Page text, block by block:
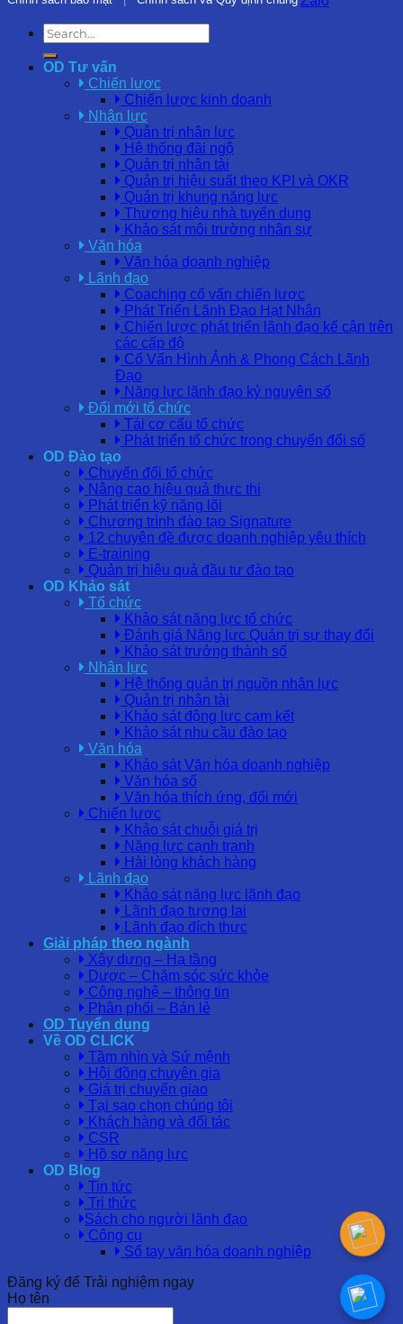
OD Tư vấn
Chiến lược
Chiến lược kinh doanh
Nhân lực
Quản trị nhân lực
Hệ thống đãi ngộ
Quản trị nhân tài
Quản trị hiệu suất theo KPI và OKR
Quản trị khung năng lực
Thương hiệu nhà tuyển dụng
Khảo sát môi trường nhân sự
Văn hóa
Văn hóa doanh nghiệp
Lãnh đạo
Coaching cố vấn chiến lược
Phát Triển Lãnh Đạo Hạt Nhân
Chiến lược phát triển lãnh đạo kế cận trên
các cấp độ
Cố Vấn Hình Ảnh & Phong Cách Lãnh
Đạo
Năng lực lãnh đạo kỷ nguyên số
Đổi mới tổ chức
Tái cơ cấu tổ chức
Phát triển tổ chức trong chuyển đổi số
OD Đào tạo
Chuyển đổi tổ chức
Nâng cao hiệu quả thực thi
Phát triển kỹ năng lõi
Chương trình đào tạo Signature
12 chuyên đề được doanh nghiệp yêu thích
E-training
Quản trị hiệu quả đầu tư đào tạo
OD Khảo sát
Tổ chức
Khảo sát năng lực tổ chức
Đánh giá Năng lực Quản trị sự thay đổi
Khảo sát trưởng thành số
Nhân lực
Hệ thống quản trị nguồn nhân lực
Quản trị nhân tài
Khảo sát động lực cam kết
Khảo sát nhu cầu đào tạo
Văn hóa
Khảo sát Văn hóa doanh nghiệp
Văn hóa số
Văn hóa thích ứng, đổi mới
Chiến lược
Khảo sát chuỗi giá trị
Năng lực cạnh tranh
Hài lòng khách hàng
Lãnh đạo
Khảo sát năng lực lãnh đạo
Lãnh đạo tương lai
Lãnh đạo đích thực
Giải pháp theo ngành
Xây dựng – Hạ tầng
Dược – Chăm sóc sức khỏe
Công nghệ – thông tin
Phân phối – Bán lẻ
OD Tuyển dụng
Về OD CLICK
Tầm nhìn và Sứ mệnh
Hội đồng chuyên gia
Giá trị chuyển giao
Tại sao chọn chúng tôi
Khách hàng và đối tác
CSR
Hồ sơ năng lực
OD Blog
Tin tức
Tri thức
Sách cho người lãnh đạo
Công cụ
Sổ tay văn hóa doanh nghiệp
Đăng ký để Trải nghiệm ngay
Họ tên